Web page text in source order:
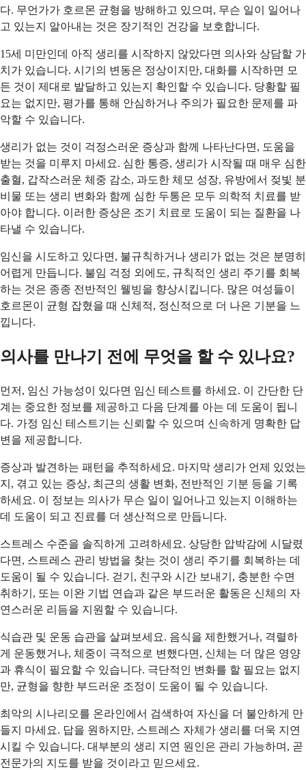
다. 무언가가 호르몬 균형을 방해하고 있으며, 무슨 일이 일어나
고 있는지 알아내는 것은 장기적인 건강을 보호합니다.
15세 미만인데 아직 생리를 시작하지 않았다면 의사와 상담할 가
치가 있습니다. 시기의 변동은 정상이지만, 대화를 시작하면 모
든 것이 제대로 발달하고 있는지 확인할 수 있습니다. 당황할 필
요는 없지만, 평가를 통해 안심하거나 주의가 필요한 문제를 파
악할 수 있습니다.
생리가 없는 것이 걱정스러운 증상과 함께 나타난다면, 도움을
받는 것을 미루지 마세요. 심한 통증, 생리가 시작될 때 매우 심한
출혈, 갑작스러운 체중 감소, 과도한 체모 성장, 유방에서 젖빛 분
비물 또는 생리 변화와 함께 심한 두통은 모두 의학적 치료를 받
아야 합니다. 이러한 증상은 조기 치료로 도움이 되는 질환을 나
타낼 수 있습니다.
임신을 시도하고 있다면, 불규칙하거나 생리가 없는 것은 분명히
어렵게 만듭니다. 불임 걱정 외에도, 규칙적인 생리 주기를 회복
하는 것은 종종 전반적인 웰빙을 향상시킵니다. 많은 여성들이
호르몬이 균형 잡혔을 때 신체적, 정신적으로 더 나은 기분을 느
낍니다.
의사를 만나기 전에 무엇을 할 수 있나요?
먼저, 임신 가능성이 있다면 임신 테스트를 하세요. 이 간단한 단
계는 중요한 정보를 제공하고 다음 단계를 아는 데 도움이 됩니
다. 가정 임신 테스트기는 신뢰할 수 있으며 신속하게 명확한 답
변을 제공합니다.
증상과 발견하는 패턴을 추적하세요. 마지막 생리가 언제 있었는
지, 겪고 있는 증상, 최근의 생활 변화, 전반적인 기분 등을 기록
하세요. 이 정보는 의사가 무슨 일이 일어나고 있는지 이해하는
데 도움이 되고 진료를 더 생산적으로 만듭니다.
스트레스 수준을 솔직하게 고려하세요. 상당한 압박감에 시달렸
다면, 스트레스 관리 방법을 찾는 것이 생리 주기를 회복하는 데
도움이 될 수 있습니다. 걷기, 친구와 시간 보내기, 충분한 수면
취하기, 또는 이완 기법 연습과 같은 부드러운 활동은 신체의 자
연스러운 리듬을 지원할 수 있습니다.
식습관 및 운동 습관을 살펴보세요. 음식을 제한했거나, 격렬하
게 운동했거나, 체중이 극적으로 변했다면, 신체는 더 많은 영양
과 휴식이 필요할 수 있습니다. 극단적인 변화를 할 필요는 없지
만, 균형을 향한 부드러운 조정이 도움이 될 수 있습니다.
최악의 시나리오를 온라인에서 검색하여 자신을 더 불안하게 만
들지 마세요. 답을 원하지만, 스트레스 자체가 생리를 더욱 지연
시킬 수 있습니다. 대부분의 생리 지연 원인은 관리 가능하며, 곧
전문가의 지도를 받을 것이라고 믿으세요.